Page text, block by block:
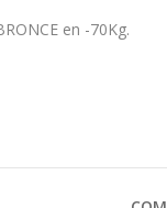
en -70Kg.